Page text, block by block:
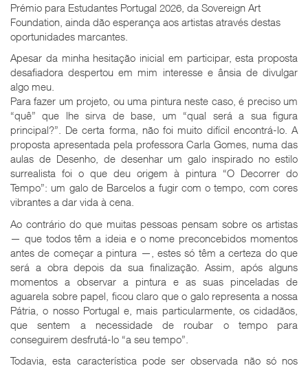
Prémio para Estudantes Portugal 2026, da Sovereign Art
Foundation, ainda dão esperança aos artistas através destas
oportunidades marcantes.
Apesar da minha hesitação inicial em participar, esta proposta
desafiadora despertou em mim interesse e ânsia de divulgar
algo meu.
Para fazer um projeto, ou uma pintura neste caso, é preciso um
“quê” que lhe sirva de base, um “qual será a sua figura
principal?”. De certa forma, não foi muito difícil encontrá-lo. A
proposta apresentada pela professora Carla Gomes, numa das
aulas de Desenho, de desenhar um galo inspirado no estilo
surrealista foi o que deu origem à pintura “O Decorrer do
Tempo”: um galo de Barcelos a fugir com o tempo, com cores
vibrantes a dar vida à cena.
Ao contrário do que muitas pessoas pensam sobre os artistas
— que todos têm a ideia e o nome preconcebidos momentos
antes de começar a pintura —, estes só têm a certeza do que
será a obra depois da sua finalização. Assim, após alguns
momentos a observar a pintura e as suas pinceladas de
aguarela sobre papel, ficou claro que o galo representa a nossa
Pátria, o nosso Portugal e, mais particularmente, os cidadãos,
que sentem a necessidade de roubar o tempo para
conseguirem desfrutá-lo “a seu tempo”.
Todavia, esta característica pode ser observada não só nos